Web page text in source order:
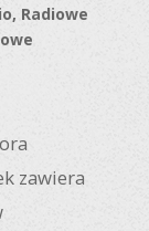
Radiowe
zawiera